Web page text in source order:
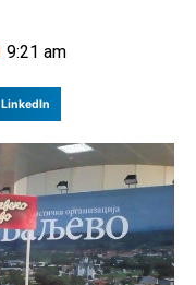
9:21 am
LinkedIn